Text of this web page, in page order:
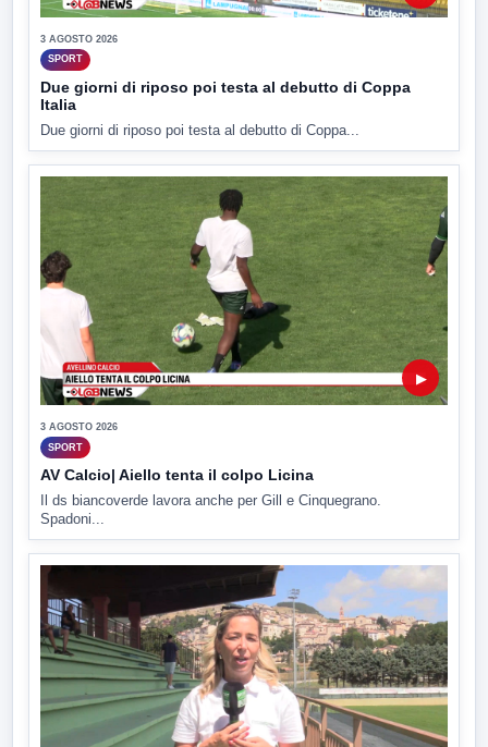
3 AGOSTO 2026
SPORT
Due giorni di riposo poi testa al debutto di Coppa
Italia
Due giorni di riposo poi testa al debutto di Coppa...
▶
3 AGOSTO 2026
SPORT
AV Calcio| Aiello tenta il colpo Licina
Il ds biancoverde lavora anche per Gill e Cinquegrano.
Spadoni...